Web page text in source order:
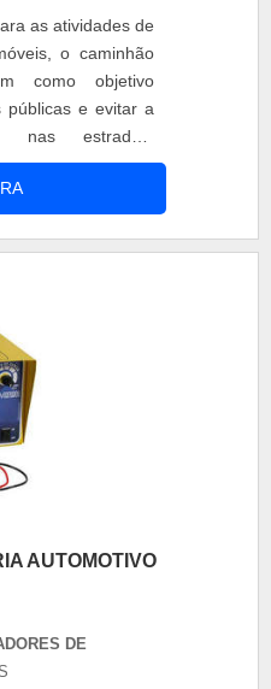
as atividades de
o caminhão
como objetivo
públicas e evitar a
nas estradas.
um projeto
o transporte
guincho
AUTOMOTIVO
DE